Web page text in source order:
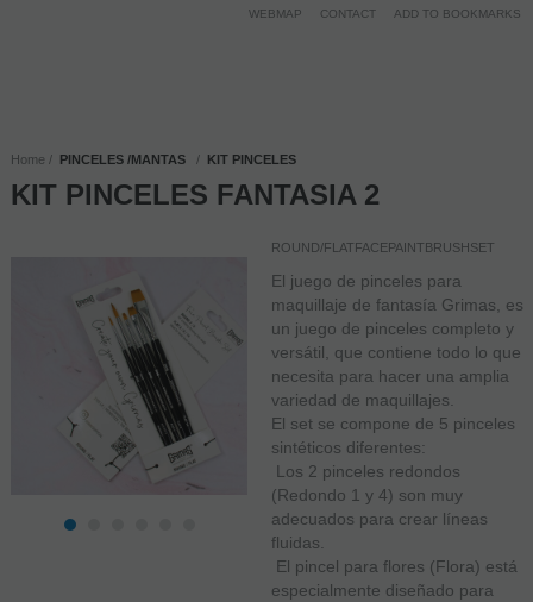
WEBMAP CONTACT ADD TO BOOKMARKS
Home PINCELES /MANTAS KIT PINCELES
KIT PINCELES FANTASIA 2
ROUND/FLATFACEPAINTBRUSHSET
El juego de pinceles para
maquillaje de fantasía Grimas, es
un juego de pinceles completo y
versátil, que contiene todo lo que
necesita para hacer una amplia
variedad de maquillajes.
El set se compone de 5 pinceles
sintéticos diferentes:
 Los 2 pinceles redondos
(Redondo 1 y 4) son muy
adecuados para crear líneas
fluidas.
 El pincel para flores (Flora) está
especialmente diseñado para